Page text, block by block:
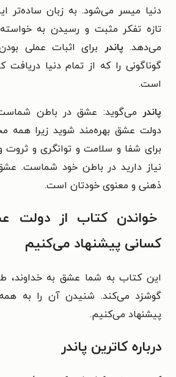
دنیا میسر می‌شود. به زبان ساده‌تر
تازه تفکر مثبت و رسیدن به
می‌دهد. پاندر برای اثبات عملی
گوناگونی را که از تمام دنیا دریافت
است.
پاندر می‌گوید: عشق در باطن
دولت عشق بهره‌مند شوید زیرا همه
برای شفا و سلامت و توانگری و
نیاز دارید در باطن خود شماست.
ذهنی و معنوی خودتان است.
خواندن کتاب از دولت
کسانی پیشنهاد می‌کنیم
این کتاب به شما عشق به خداوند،
گوشزد می‌کند. شنیدن آن را به
پیشنهاد می‌کنیم.
درباره کاترین پاندر